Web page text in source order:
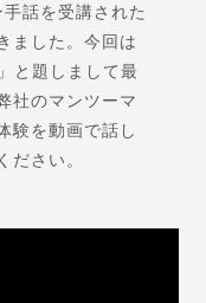
話を受講された
ました。今回は
と題しまして最
社のマンツーマ
験を動画で話し
ださい。